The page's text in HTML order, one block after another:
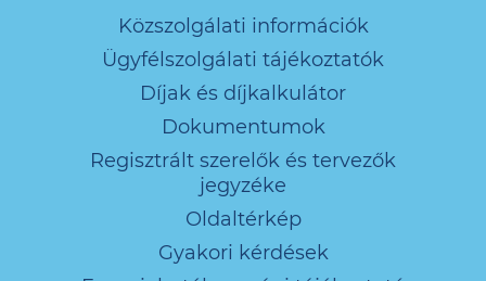
Közszolgálati információk
Ügyfélszolgálati tájékoztatók
Díjak és díjkalkulátor
Dokumentumok
Regisztrált szerelők és tervezők
jegyzéke
Oldaltérkép
Gyakori kérdések